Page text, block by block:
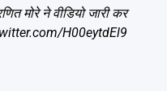
मोरे ने वीडियो जारी कर
H00eytdEl9